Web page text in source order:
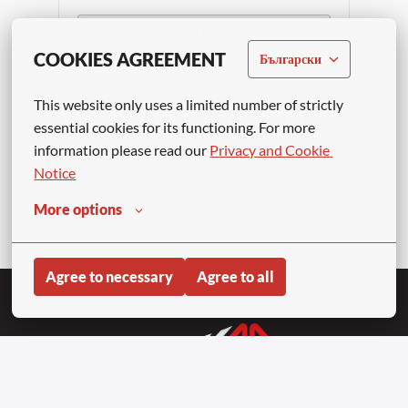
COOKIES AGREEMENT Български
This website only uses a limited number of strictly
essential cookies for its functioning. For more
information please read our Privacy and Cookie
Notice
More options
Agree to necessary Agree to all
UNAVAILABLE
Update cookies
APPLY WITH INDEED
UNAVAILABLE